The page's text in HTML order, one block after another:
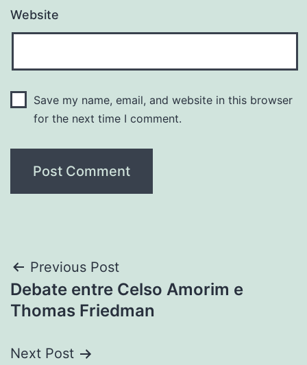
Website
Save my name, email, and website in this browser
for the next time I comment.
Post
navigation
Previous Post
Debate entre Celso Amorim e
Thomas Friedman
Next Post